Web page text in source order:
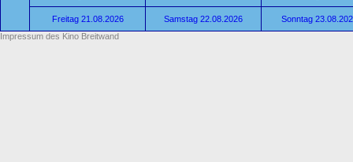
Freitag 21.08.2026 Samstag 22.08.2026
Sonntag
Impressum des Kino Breitwand